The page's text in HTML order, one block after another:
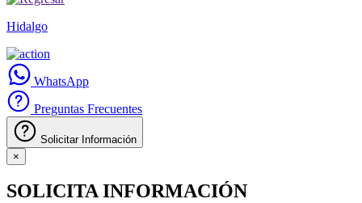
Hidalgo
WhatsApp
Preguntas Frecuentes
Solicitar Información
×
SOLICITA INFORMACIÓN